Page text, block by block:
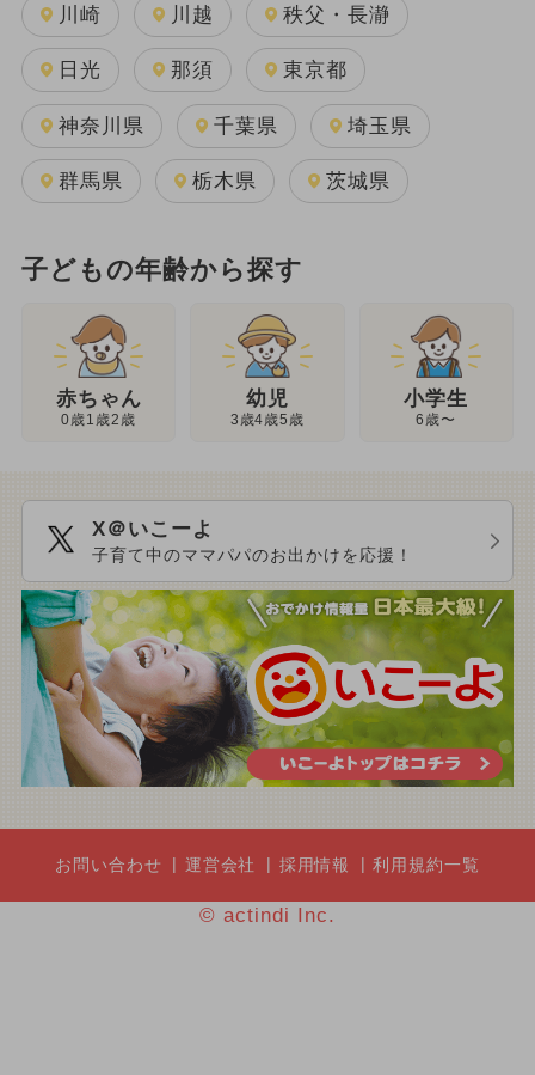
川崎 川越 秩父・長瀞
日光 那須 東京都
神奈川県 千葉県 埼玉県
群馬県 栃木県 茨城県
子どもの年齢から探す
赤ちゃん
0歳1歳2歳
幼児
3歳4歳5歳
小学生
6歳〜
X＠いこーよ
子育て中のママパパのお出かけを応援！
お問い合わせ 運営会社 採用情報 利用規約一覧
© actindi Inc.